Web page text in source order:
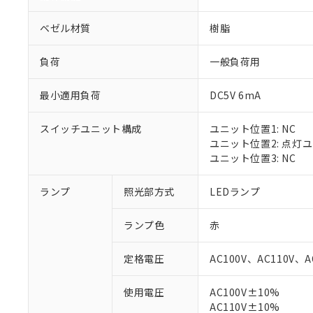
ベゼル材質 樹脂
負荷 一般負荷用
最小適用負荷 DC5V 6mA
スイッチユニット構成
ユニット位置1: NC
ユニット位置2: 点灯
ユニット位置3: NC
ランプ 照光部方式 LEDランプ
ランプ色 赤
定格電圧 AC100V、AC110V、
使用電圧
AC100V±10%
AC110V±10%
ご利用条件
※1 対応状況
対応予定なし：
調査・確認中：
非該当品：ライセ
仕入先様の事情に
※1 中国